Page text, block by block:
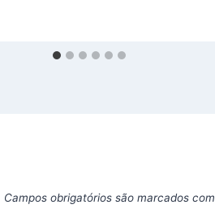
Campos obrigatórios são marcados com